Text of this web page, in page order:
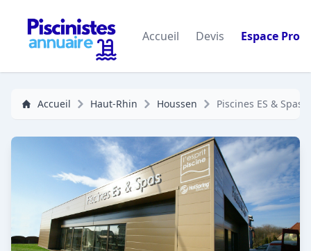
Accueil Devis Espace Pro
Accueil Haut-Rhin Houssen Piscines ES &